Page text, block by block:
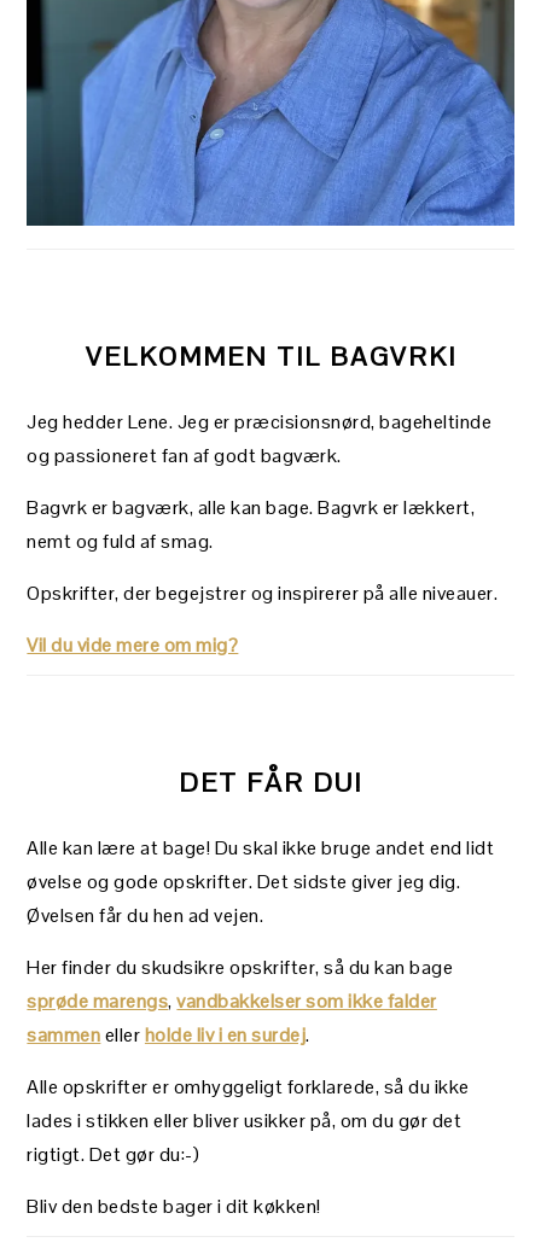
VELKOMMEN TIL BAGVRK!
Jeg hedder Lene. Jeg er præcisionsnørd, bageheltinde
og passioneret fan af godt bagværk.
Bagvrk er bagværk, alle kan bage. Bagvrk er lækkert,
nemt og fuld af smag.
Opskrifter, der begejstrer og inspirerer på alle niveauer.
Vil du vide mere om mig?
DET FÅR DU!
Alle kan lære at bage! Du skal ikke bruge andet end lidt
øvelse og gode opskrifter. Det sidste giver jeg dig.
Øvelsen får du hen ad vejen.
Her finder du skudsikre opskrifter, så du kan bage
sprøde marengs,vandbakkelser som ikke falder
sammenellerholde liv i en surdej.
Alle opskrifter er omhyggeligt forklarede, så du ikke
lades i stikken eller bliver usikker på, om du gør det
rigtigt. Det gør du:-)
Bliv den bedste bager i dit køkken!